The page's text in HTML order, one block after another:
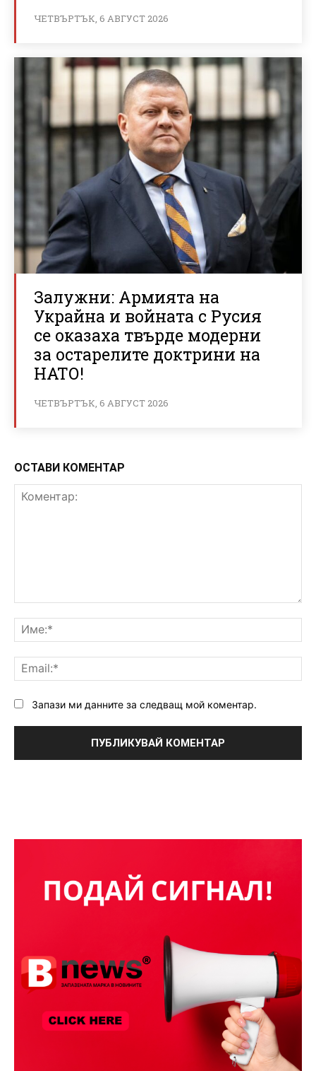
ЧЕТВЪРТЪК, 6 АВГУСТ 2026
Залужни: Армията на
Украйна и войната с Русия
се оказаха твърде модерни
за остарелите доктрини на
НАТО!
ЧЕТВЪРТЪК, 6 АВГУСТ 2026
ОСТАВИ КОМЕНТАР
Запази ми данните за следващ мой коментар.